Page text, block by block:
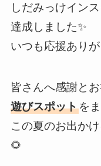
しだみっけイン
達成しました✨
いつも応援あり
皆さんへ感謝とお
遊びスポットを
この夏のお出か
🌻